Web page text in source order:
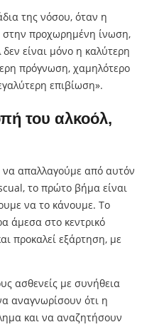
της νόσου, όταν η
στην προχωρημένη ίνωση,
είναι μόνο η καλύτερη
πρόγνωση, χαμηλότερο
επιβίωση».
του αλκοόλ,
να απαλλαγούμε από αυτόν
το πρώτο βήμα είναι
να το κάνουμε. Το
άμεσα στο κεντρικό
προκαλεί εξάρτηση, με
ασθενείς με συνήθεια
αναγνωρίσουν ότι η
και να αναζητήσουν